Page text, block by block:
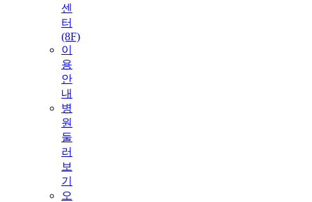
센
터
(8F)
이
용
안
내
병
원
둘
러
보
기
오